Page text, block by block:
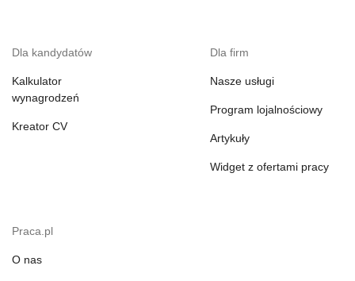
Dla kandydatów
Kalkulator
wynagrodzeń
Kreator CV
Dla firm
Nasze usługi
Program lojalnościowy
Artykuły
Widget z ofertami pracy
Praca.pl
O nas